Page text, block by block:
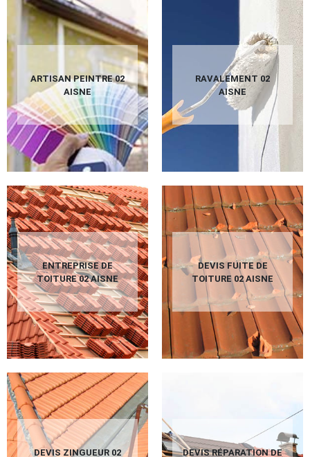
ARTISAN PEINTRE 02
AISNE
RAVALEMENT 02
AISNE
ENTREPRISE DE
TOITURE 02 AISNE
DEVIS FUITE DE
TOITURE 02 AISNE
DEVIS ZINGUEUR 02 DEVIS RÉPARATION DE